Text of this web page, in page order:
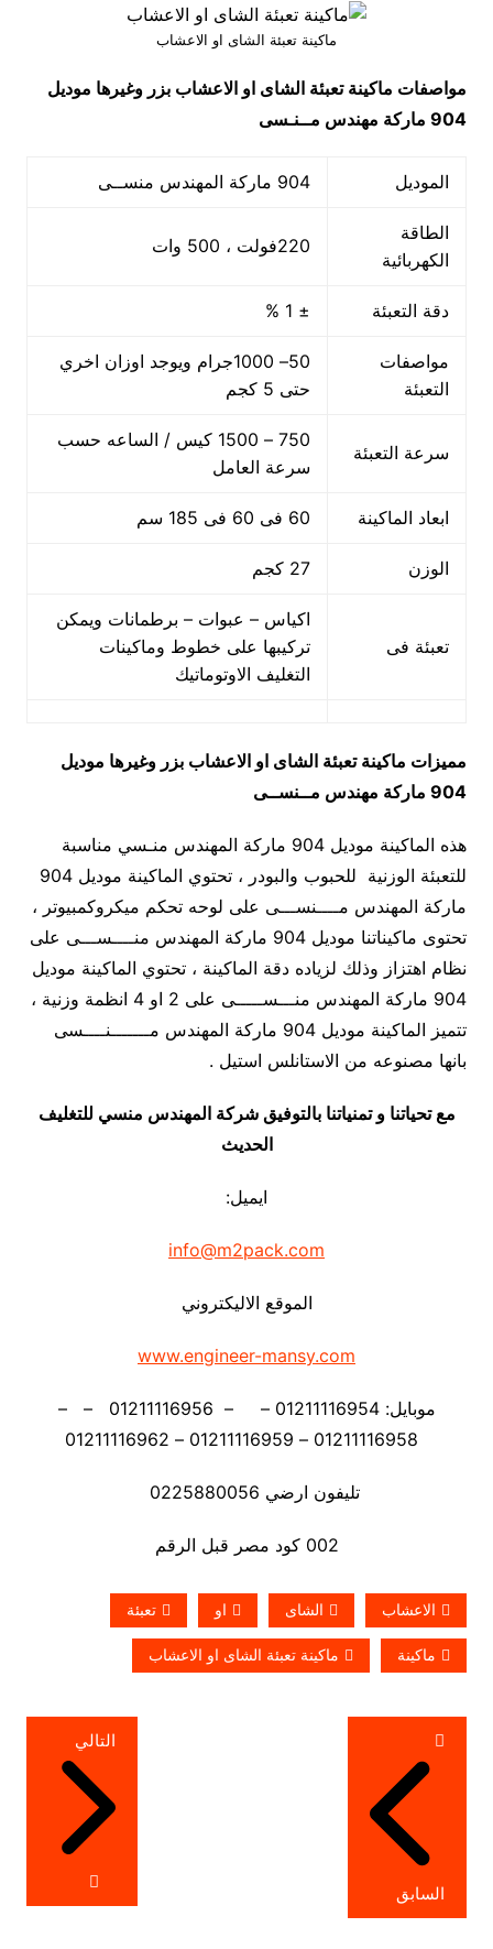
ماكينة تعبئة الشاى او الاعشاب
مواصفات ماكينة تعبئة الشاى او الاعشاب بزر وغيرها موديل
904 ماركة مهندس مــنـسى
الموديل 904 ماركة المهندس منســى
الطاقة
الكهربائية
220فولت ، 500 وات
دقة التعبئة ± 1 %
مواصفات
التعبئة
50– 1000جرام ويوجد اوزان اخري
حتى 5 كجم
سرعة التعبئة
750 – 1500 كيس / الساعه حسب
سرعة العامل
ابعاد الماكينة 60 فى 60 فى 185 سم
الوزن 27 كجم
تعبئة فى
اكياس – عبوات – برطمانات ويمكن
تركيبها على خطوط وماكينات
التغليف الاوتوماتيك
مميزات ماكينة تعبئة الشاى او الاعشاب بزر وغيرها موديل
904 ماركة مهندس مــنســى
هذه الماكينة موديل 904 ماركة المهندس منـسي مناسبة
للتعبئة الوزنية للحبوب والبودر ، تحتوي الماكينة موديل 904
ماركة المهندس مــــنســـى على لوحه تحكم ميكروكمبيوتر ،
تحتوى ماكيناتنا موديل 904 ماركة المهندس منــــســـى على
نظام اهتزاز وذلك لزياده دقة الماكينة ، تحتوي الماكينة موديل
904 ماركة المهندس منـــســـــى على 2 او 4 انظمة وزنية ،
تتميز الماكينة موديل 904 ماركة المهندس مـــــــنــــسى
بانها مصنوعه من الاستانلس استيل .
مع تحياتنا و تمنياتنا بالتوفيق شركة المهندس منسي للتغليف
الحديث
ايميل:
info@m2pack.com
الموقع الاليكتروني
www.engineer-mansy.com
موبايل: 01211116954 – – 01211116956 – –
تليفون ارضي 0225880056
002 كود مصر قبل الرقم
الاعشاب الشاى او تعبئة
ماكينة ماكينة تعبئة الشاى او الاعشاب
تصفّح
المقالات
السابق
التالي